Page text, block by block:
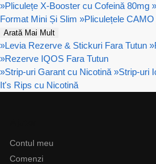
»Pliculețe X-Booster cu Cofeină 80mg »
Format Mini Și Slim »Pliculețele
Arată Mai Mult
»Levia Rezerve & Stickuri Fara Tutun »
»Rezerve IQOS Fara Tutun
»Strip-uri Garant cu Nicotină »Strip-uri
It's Rips cu Nicotină
Contul meu
Comenzi